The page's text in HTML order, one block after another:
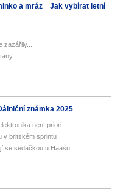
a mráz
Jak vybírat letní
známka 2025
není priori...
v britském sprintu
se sedačkou u Haasu